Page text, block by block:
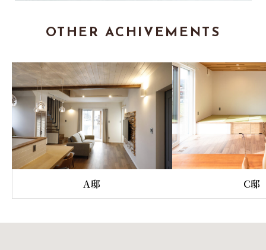
OTHER ACHIVEMENTS
A邸 C邸